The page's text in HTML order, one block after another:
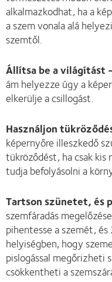
alkalmazkodhat, ha a
a szem vonala alá
szemtől.
Állítsa be a világítást
ám helyezze úgy a
elkerülje a csillogást.
Használjon
képernyőre illeszkedő
tükröződést, ha csak
tudja befolyásolni a
Tartson szünetet, és
szemfáradás
pihentesse a szemét,
helyiségben, hogy
pislogással megőrizheti
csökkentheti a